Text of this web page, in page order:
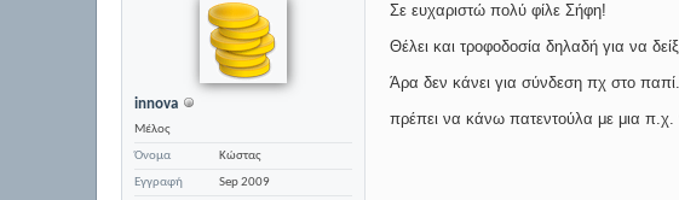
innova
Μέλος
Όνομα
Κώστας
Εγγραφή
Sep 2009
Σε ευχαριστώ πολύ φίλε Σήφη!
Θέλει και τροφοδοσία δηλαδή για να
Άρα δεν κάνει για σύνδεση πχ στο
πρέπει να κάνω πατεντούλα με μια